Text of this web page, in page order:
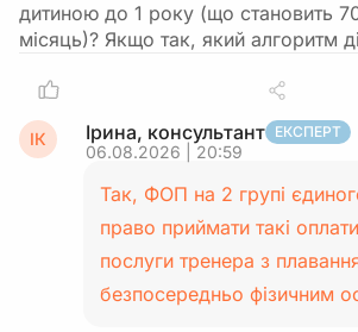
дитиною до 1 року (що становить
місяць)? Якщо так, який алгоритм
ІК Ірина, консультант ЕКСПЕРТ
06.08.2026 | 20:59
Так, ФОП на 2 групі
право приймати такі
послуги тренера з
безпосередньо фізичним